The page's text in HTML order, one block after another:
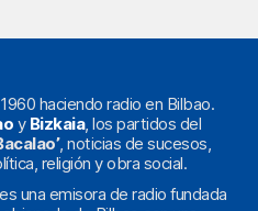
haciendo radio en Bilbao.
y Bizkaia, los partidos del
, noticias de sucesos,
religión y obra social.
una emisora de radio fundada